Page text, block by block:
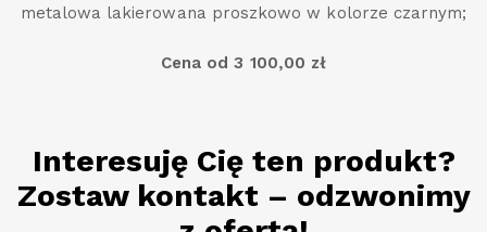
metalowa lakierowana proszkowo w kolorze czarnym;
Cena od 3 100,00 zł
Interesuję Cię ten produkt?
Zostaw kontakt – odzwonimy